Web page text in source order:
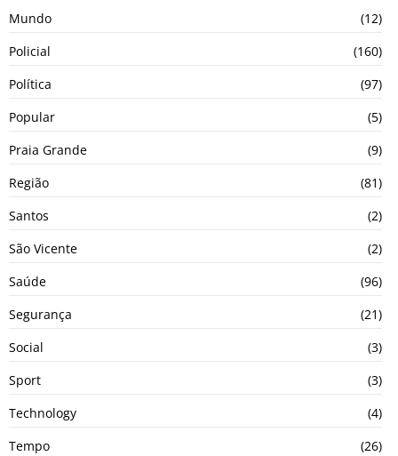
Mundo
(12)
Policial
(160)
Política
(97)
Popular
(5)
Praia Grande
(9)
Região
(81)
Santos
(2)
São Vicente
(2)
Saúde
(96)
Segurança
(21)
Social
(3)
Sport
(3)
Technology
(4)
Tempo
(26)